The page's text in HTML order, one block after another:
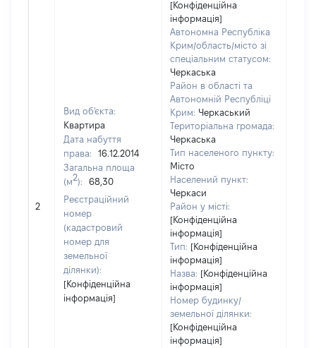
2
Вид об'єкта:
Квартира
Дата набуття
права:
16.12.2014
Загальна площа
(м2):
68,30
Реєстраційний
номер
(кадастровий
номер для
земельної
ділянки):
[Конфіденційна
інформація]
[Конфіденційна
інформація]
Автономна Республіка
Крим/область/місто зі
спеціальним статусом:
Черкаська
Район в області та
Автономній Республіці
Крим: Черкаський
Територіальна громада:
Черкаська
Тип населеного пункту:
Місто
Населений пункт:
Черкаси
Район у місті:
[Конфіденційна
інформація]
Тип: [Конфіденційна
інформація]
Назва: [Конфіденційна
інформація]
Номер будинку/
земельної ділянки:
[Конфіденційна
інформація]